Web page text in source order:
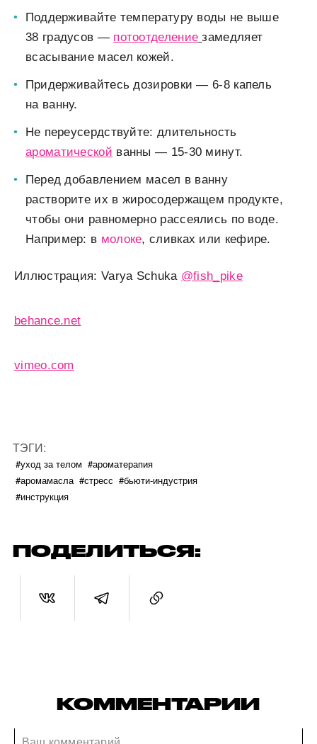
Поддерживайте температуру воды не выше
38 градусов — потоотделение замедляет
всасывание масел кожей.
Придерживайтесь дозировки — 6-8 капель
на ванну.
Не переусердствуйте: длительность
ароматической ванны — 15-30 минут.
Перед добавлением масел в ванну
растворите их в жиросодержащем продукте,
чтобы они равномерно рассеялись по воде.
Например: в молоке, сливках или кефире.
Иллюстрация: Varya Schuka @fish_pike
behance.net
vimeo.com
ТЭГИ:
#уход за телом #ароматерапия
#аромамасла #стресс #бьюти-индустрия
#инструкция
ПОДЕЛИТЬСЯ:
КОММЕНТАРИИ